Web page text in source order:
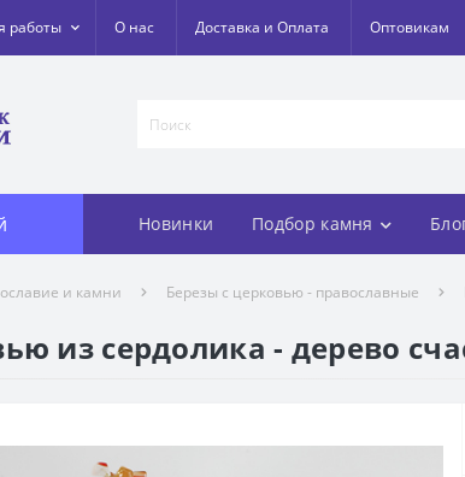
работы О нас Доставка и Оплата Оптовикам
Новинки Подбор камня
и камни Березы с церковью - православные
из сердолика - дерево